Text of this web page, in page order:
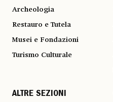
Archeologia
Restauro e Tutela
Musei e Fondazioni
Turismo Culturale
ALTRE SEZIONI